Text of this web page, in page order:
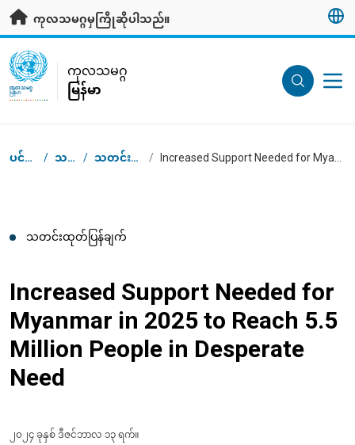
ပင်မအကြောင်းအရာသို့ သွားရန်
ကုလသမဂ္ဂမှကြိုဆိုပါသည်။
UN Logo
ကုလသမဂ္ဂ
မြန်မာ
ကုလသမဂ္ဂ
မြန်မာ
Breadcrumb
ပင်မစာမျက်နှာ / သတင်းဌာန / သတင်းထုတ်ပြန်ချက်များ /
သတင်းထုတ်ပြန်ချက်
Increased Support Needed for
Myanmar in 2025 to Reach 5.5
Million People in Desperate
Need
၂၀၂၄ ခုနှစ် ဒီဇင်ဘာလ ၁၃ ရက်။